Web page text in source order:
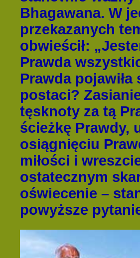
Bhagawana. W
przekazanych
obwieścił:
Prawda
Prawda
postaci?
tęsknoty za tą
ścieżkę Prawdy,
osiągnięciu
miłości i
ostatecznym
oświecenie –
powyższe